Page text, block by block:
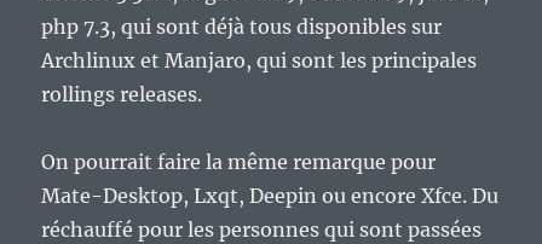
php 7.3, qui sont déjà tous disponibles sur
Archlinux et Manjaro, qui sont les principales
rollings releases.
On pourrait faire la même remarque pour
Mate-Desktop, Lxqt, Deepin ou encore Xfce. Du
réchauffé pour les personnes qui sont passées